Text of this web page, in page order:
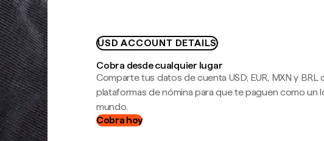
USD ACCOUNT DETAILS
Cobra desde cualquier lugar
Comparte tus datos de cuenta USD, EUR, MXN y BRL
plataformas de nómina para que te paguen como un
mundo.
Cobra hoy